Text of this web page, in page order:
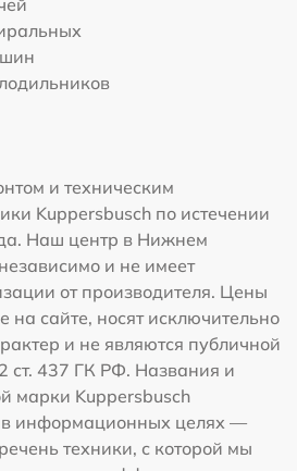
и техническим
Kuppersbusch по истечении
Наш центр в Нижнем
и не имеет
от производителя. Цены
на сайте, носят исключительно
и не являются публичной
ст. 437 ГК РФ. Названия и
марки Kuppersbusch
в информационных целях —
техники, с которой мы